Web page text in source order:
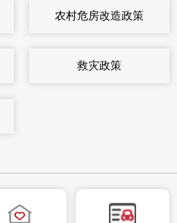
农村危房改造政策
救灾政策